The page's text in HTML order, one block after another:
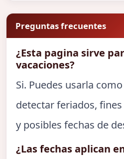
Preguntas frecuentes
¿Esta pagina sirve
vacaciones?
Si. Puedes usarla
detectar feriados,
y posibles fechas de
¿Las fechas aplican